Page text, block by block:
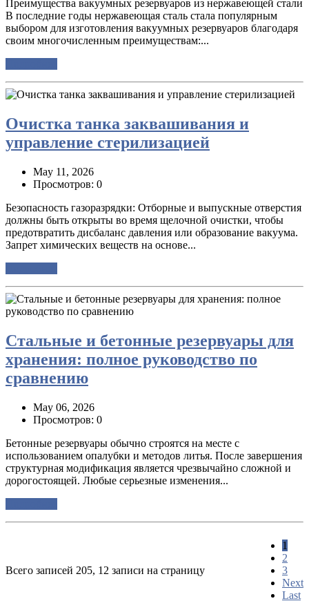
Преимущества вакуумных резервуаров из нержавеющей стали
В последние годы нержавеющая сталь стала популярным
выбором для изготовления вакуумных резервуаров благодаря
своим многочисленным преимуществам:...
Очистка танка заквашивания и
управление стерилизацией
May 11, 2026
Просмотров: 0
Безопасность газоразрядки: Отборные и выпускные отверстия
должны быть открыты во время щелочной очистки, чтобы
предотвратить дисбаланс давления или образование вакуума.
Запрет химических веществ на основе...
Стальные и бетонные резервуары для
хранения: полное руководство по
сравнению
May 06, 2026
Просмотров: 0
Бетонные резервуары обычно строятся на месте с
использованием опалубки и методов литья. После завершения
структурная модификация является чрезвычайно сложной и
дорогостоящей. Любые серьезные изменения...
Всего записей 205, 12 записи на страницу
1
2
3
Next
Last